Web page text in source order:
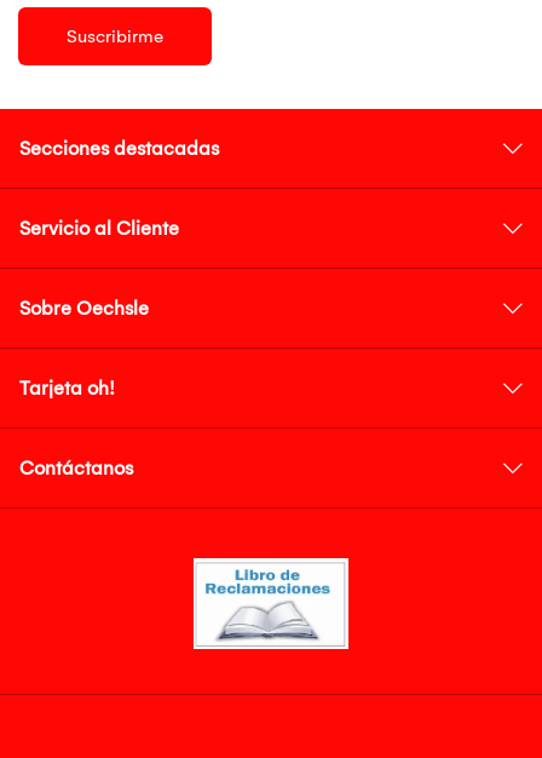
Suscribirme
Secciones destacadas
Servicio al Cliente
Sobre Oechsle
Tarjeta oh!
Contáctanos